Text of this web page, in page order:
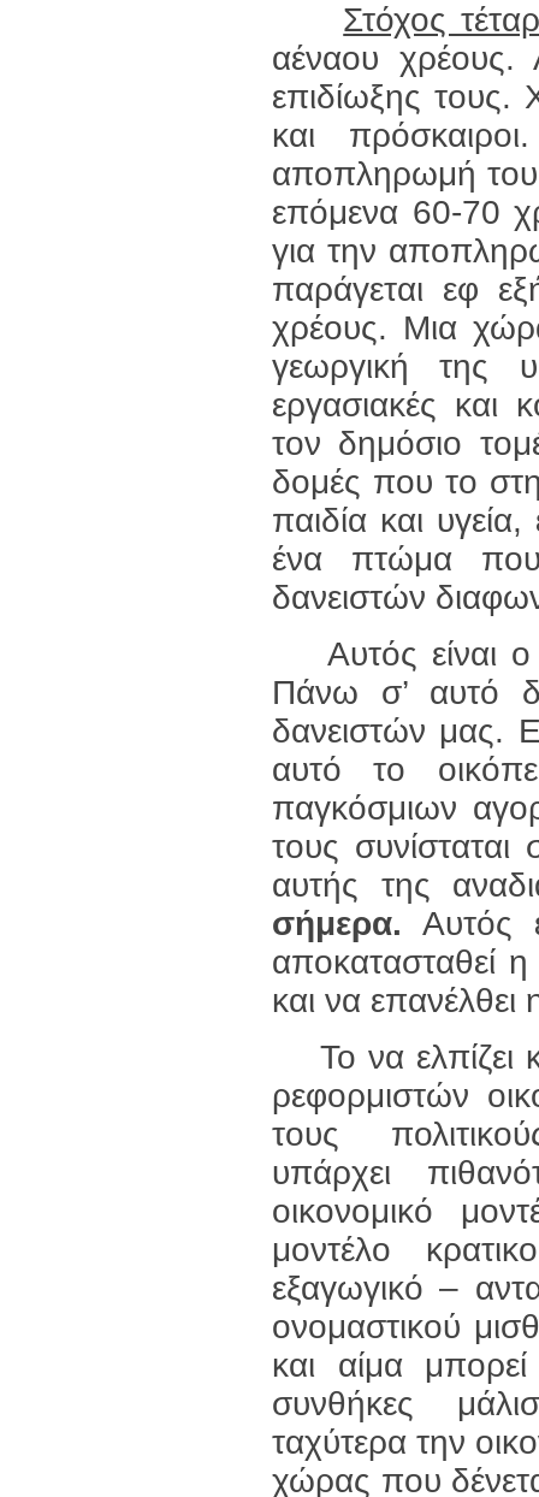
Στόχος
αέναου χρέους.
επιδίωξης τους.
και
αποπληρωμή του
επόμενα 60-70
για την
παράγεται εφ
χρέους. Μια
γεωργική της
εργασιακές και
τον δημόσιο
δομές που το
παιδία και
ένα πτώμα
δανειστών
Αυτός είναι ο
Πάνω σ’ αυτό
δανειστών μας.
αυτό το
παγκόσμιων
τους συνίσταται
αυτής της
σήμερα. Αυτός
αποκατασταθεί
και να
Το να ελπίζει
ρεφορμιστών
τους
υπάρχει
οικονομικό
μοντέλο
εξαγωγικό –
ονομαστικού
και αίμα
συνθήκες
ταχύτερα την
χώρας που